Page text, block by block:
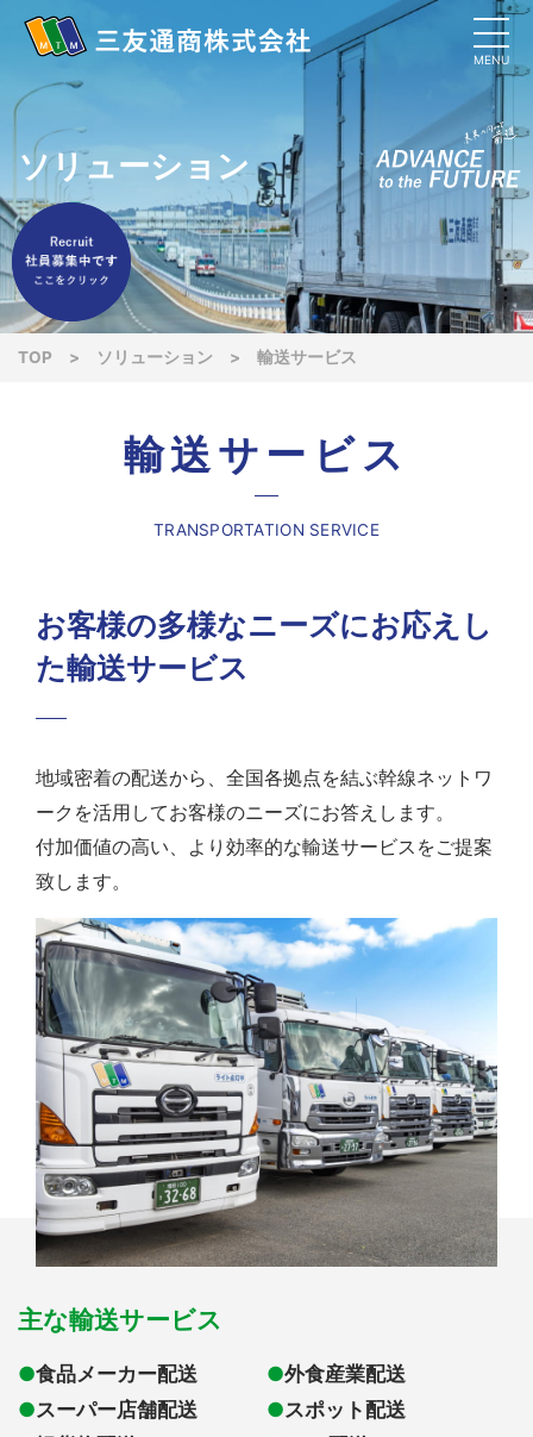
MENU
ソリューション
TOP > ソリューション > 輸送サービス
輸送サービス
TRANSPORTATION SERVICE
お客様の多様なニーズにお応えし
た輸送サービス
地域密着の配送から、全国各拠点を結ぶ幹線ネットワ
ークを活用してお客様のニーズにお答えします。
付加価値の高い、より効率的な輸送サービスをご提案
致します。
主な輸送サービス
●食品メーカー配送 ●外食産業配送
●スーパー店舗配送 ●スポット配送